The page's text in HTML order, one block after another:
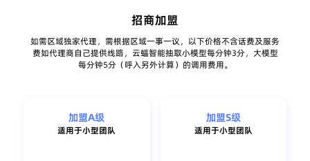
招商加盟
如需区域独家代理，需根据区域一事一议，以下价格不含话费及服务
费如代理商自己提供线路，云蝠智能抽取小模型每分钟3分，大模型
每分钟5分（呼入另外计算）的调用费用。
加盟A级
适用于小型团队
加盟S级
适用于小型团队